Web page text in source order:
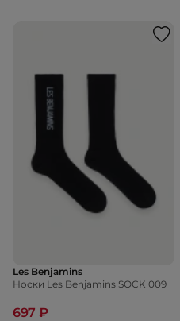
Les Benjamins
Носки Les Benjamins SOCK 009
697 ₽